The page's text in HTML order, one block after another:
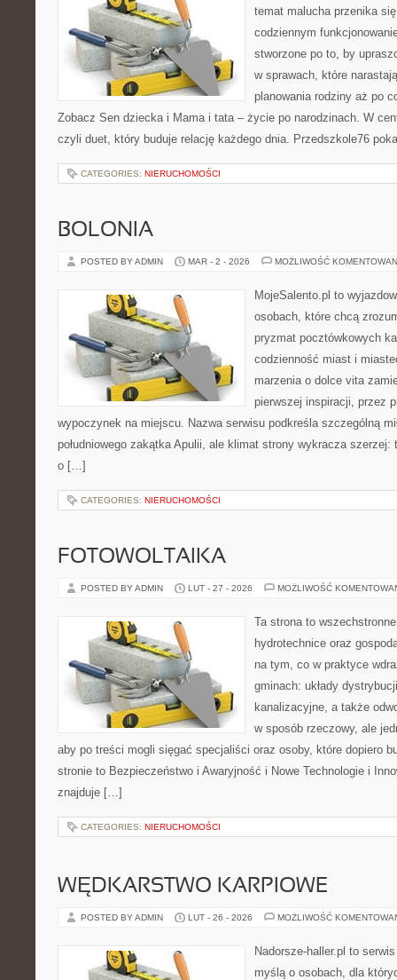
temat malucha przenika
codziennym
stworzone po to, by
w sprawach, które
planowania rodziny aż po
Zobacz Sen dziecka i Mama i tata – życie po narodzinach. W
czyli duet, który buduje relację każdego dnia. Przedszkole76
CATEGORIES: NIERUCHOMOŚCI
BOLONIA
POSTED BY ADMIN MAR - 2 - 2026 MOŻLIWOŚĆ
MojeSalento.pl to
osobach, które chcą
pryzmat pocztówkowych
codzienność miast i
marzenia o dolce vita
pierwszej inspiracji, przez
wypoczynek na miejscu. Nazwa serwisu podkreśla szczególną
południowego zakątka Apulii, ale klimat strony wykracza szerzej:
o […]
CATEGORIES: NIERUCHOMOŚCI
FOTOWOLTAIKA
POSTED BY ADMIN LUT - 27 - 2026 MOŻLIWOŚĆ
Ta strona to
hydrotechnice oraz
na tym, co w praktyce
gminach: układy
kanalizacyjne, a także
w sposób rzeczowy, ale
aby po treści mogli sięgać specjaliści oraz osoby, które dopiero
stronie to Bezpieczeństwo i Awaryjność i Nowe Technologie i
znajduje […]
CATEGORIES: NIERUCHOMOŚCI
WĘDKARSTWO KARPIOWE
POSTED BY ADMIN LUT - 26 - 2026 MOŻLIWOŚĆ
Nadorsze-haller.pl to
myślą o osobach, dla